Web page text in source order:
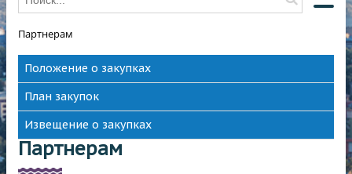
О ВОДОСНАБЖЕНИИ
О ВОДООТВЕДЕНИИ
НОВОСТИ
ОТКЛЮЧЕНИЯ
Партнерам
Положение о закупках
План закупок
Извещение о закупках
Партнерам